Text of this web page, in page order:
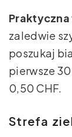
zaledwie
poszukaj
pierwsze
0,50 CHF.
Strefa